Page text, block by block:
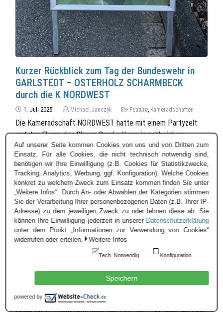
Kurzer Rückblick zum Tag der Bundeswehr in
GARLSTEDT – OSTERHOLZ SCHARMBECK
durch die K NORDWEST
1. Juli 2025 Michael.Janczyk Feature, Kameradschaften
Die Kameradschaft NORDWEST hatte mit einem Partyzelt
und den Flyern des Blauen Bund e.V. sowie zahlreichen
Werbeartikeln viele Besucher positiv erreicht.
Es fanden viele intensive Gespräche zum Thema: Was ist der
Blaue Bund überhaupt? Was macht Ihr so? Wie setzt sich der
Auf unserer Seite kommen Cookies von uns und von Dritten zum
Einsatz. Für alle Cookies, die nicht technisch notwendig sind,
benötigen wir Ihre Einwilligung (z.B. Cookies für Statistikzwecke,
Tracking, Analytics, Werbung, ggf. Konfiguration). Welche Cookies
konkret zu welchem Zweck zum Einsatz kommen finden Sie unter
„Weitere Infos“. Durch An- oder Abwählen der Kategorien stimmen
Sie der Verarbeitung Ihrer personenbezogenen Daten (z.B. Ihrer IP-
Adresse) zu dem jeweiligen Zweck zu oder lehnen diese ab. Sie
können Ihre Einwilligung jederzeit in unserer Datenschutzerklärung
unter dem Punkt „Informationen zur Verwendung von Cookies“
widerrufen oder erteilen. Weitere Infos
Tech. Notwendig Konfiguration
Speichern
powered by